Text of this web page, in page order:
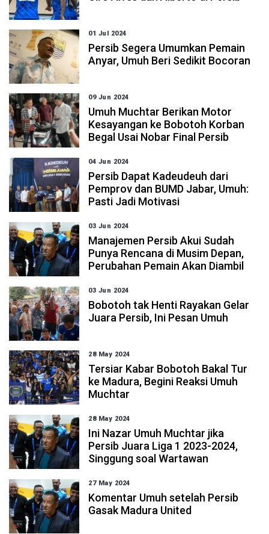
01 Jul 2024
Persib Segera Umumkan Pemain
Anyar, Umuh Beri Sedikit Bocoran
09 Jun 2024
Umuh Muchtar Berikan Motor
Kesayangan ke Bobotoh Korban
Begal Usai Nobar Final Persib
04 Jun 2024
Persib Dapat Kadeudeuh dari
Pemprov dan BUMD Jabar, Umuh:
Pasti Jadi Motivasi
03 Jun 2024
Manajemen Persib Akui Sudah
Punya Rencana di Musim Depan,
Perubahan Pemain Akan Diambil
03 Jun 2024
Bobotoh tak Henti Rayakan Gelar
Juara Persib, Ini Pesan Umuh
28 May 2024
Tersiar Kabar Bobotoh Bakal Tur
ke Madura, Begini Reaksi Umuh
Muchtar
28 May 2024
Ini Nazar Umuh Muchtar jika
Persib Juara Liga 1 2023-2024,
Singgung soal Wartawan
27 May 2024
Komentar Umuh setelah Persib
Gasak Madura United